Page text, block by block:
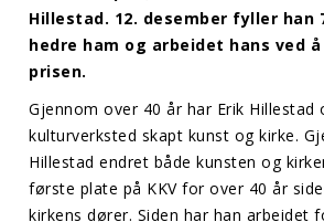
Hillestad. 12. desember fyller han
hedre ham og arbeidet hans ved
prisen.
Gjennom over 40 år har Erik Hillestad
kulturverksted skapt kunst og kirke.
Hillestad endret både kunsten og
første plate på KKV for over 40 år
kirkens dører. Siden har han arbeidet